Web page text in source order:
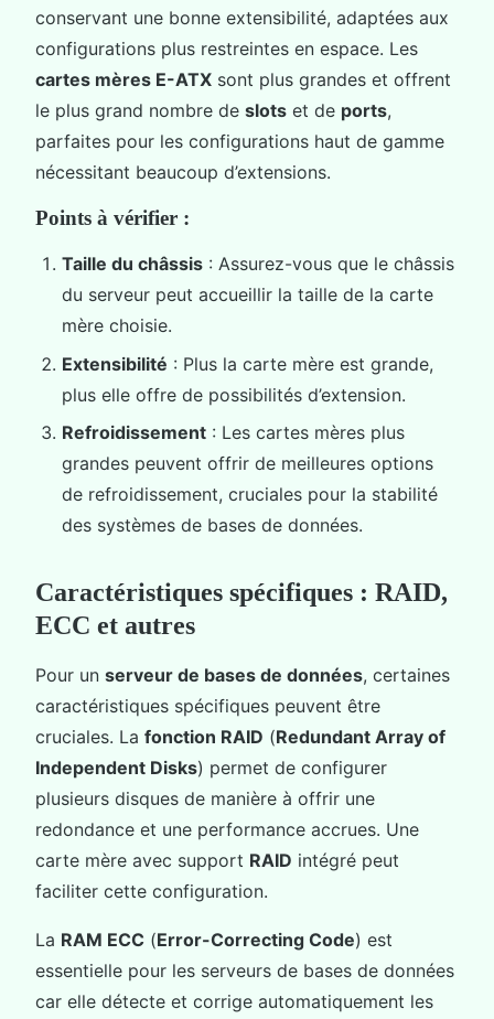
conservant une bonne extensibilité, adaptées aux
configurations plus restreintes en espace. Les
cartes mères E-ATX sont plus grandes et offrent
le plus grand nombre de slots et de ports,
parfaites pour les configurations haut de gamme
nécessitant beaucoup d’extensions.
Points à vérifier :
Taille du châssis : Assurez-vous que le châssis
du serveur peut accueillir la taille de la carte
mère choisie.
Extensibilité : Plus la carte mère est grande,
plus elle offre de possibilités d’extension.
Refroidissement : Les cartes mères plus
grandes peuvent offrir de meilleures options
de refroidissement, cruciales pour la stabilité
des systèmes de bases de données.
Caractéristiques spécifiques : RAID,
ECC et autres
Pour un serveur de bases de données, certaines
caractéristiques spécifiques peuvent être
cruciales. La fonction RAID (Redundant Array of
Independent Disks) permet de configurer
plusieurs disques de manière à offrir une
redondance et une performance accrues. Une
carte mère avec support RAID intégré peut
faciliter cette configuration.
La RAM ECC (Error-Correcting Code) est
essentielle pour les serveurs de bases de données
car elle détecte et corrige automatiquement les